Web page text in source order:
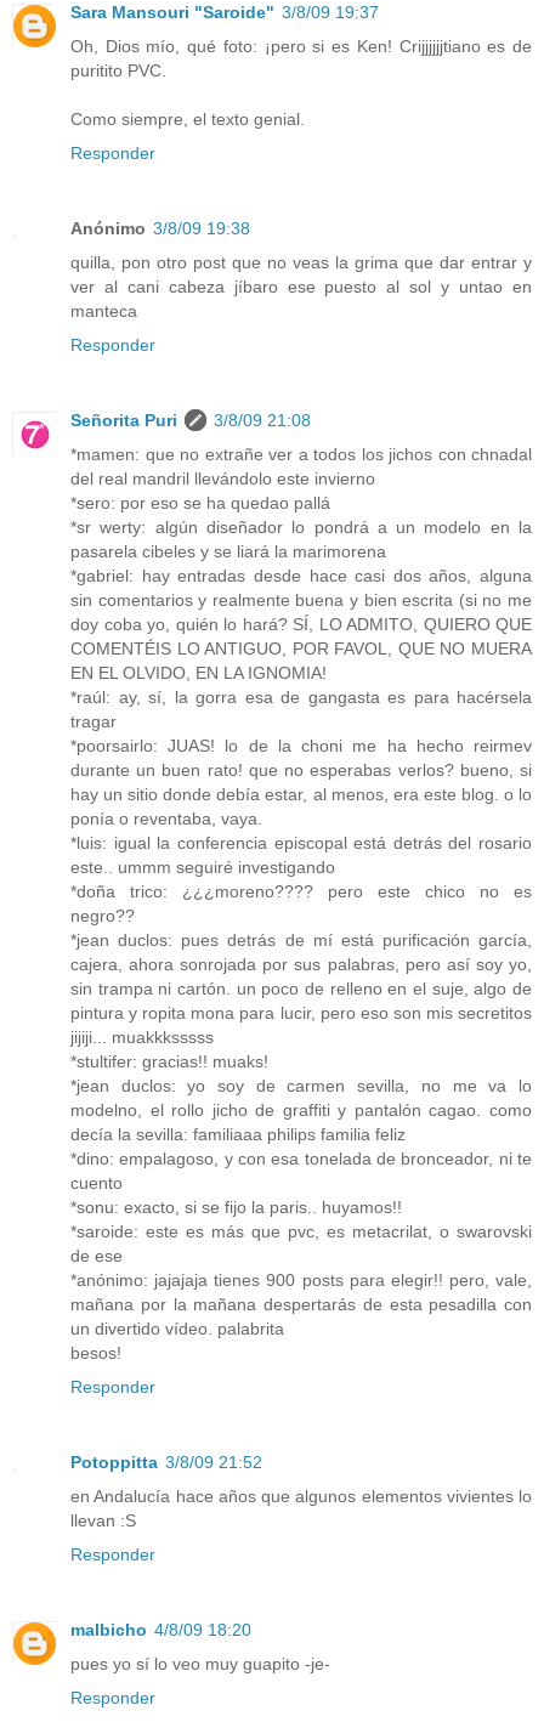
Sara Mansouri "Saroide" 3/8/09 19:37
Oh, Dios mío, qué foto: ¡pero si es Ken! Crijjjjjjtiano es de
puritito PVC.
Como siempre, el texto genial.
Responder
Anónimo 3/8/09 19:38
quilla, pon otro post que no veas la grima que dar entrar y
ver al cani cabeza jíbaro ese puesto al sol y untao en
manteca
Responder
Señorita Puri
3/8/09 21:08
*mamen: que no extrañe ver a todos los jichos con chnadal
del real mandril llevándolo este invierno
*sero: por eso se ha quedao pallá
*sr werty: algún diseñador lo pondrá a un modelo en la
pasarela cibeles y se liará la marimorena
*gabriel: hay entradas desde hace casi dos años, alguna
sin comentarios y realmente buena y bien escrita (si no me
doy coba yo, quién lo hará? SÍ, LO ADMITO, QUIERO QUE
COMENTÉIS LO ANTIGUO, POR FAVOL, QUE NO MUERA
EN EL OLVIDO, EN LA IGNOMIA!
*raúl: ay, sí, la gorra esa de gangasta es para hacérsela
tragar
*poorsairlo: JUAS! lo de la choni me ha hecho reirmev
durante un buen rato! que no esperabas verlos? bueno, si
hay un sitio donde debía estar, al menos, era este blog. o lo
ponía o reventaba, vaya.
*luis: igual la conferencia episcopal está detrás del rosario
este.. ummm seguiré investigando
*doña trico: ¿¿¿moreno???? pero este chico no es
negro??
*jean duclos: pues detrás de mí está purificación garcía,
cajera, ahora sonrojada por sus palabras, pero así soy yo,
sin trampa ni cartón. un poco de relleno en el suje, algo de
pintura y ropita mona para lucir, pero eso son mis secretitos
jijiji... muakkksssss
*stultifer: gracias!! muaks!
*jean duclos: yo soy de carmen sevilla, no me va lo
modelno, el rollo jicho de graffiti y pantalón cagao. como
decía la sevilla: familiaaa philips familia feliz
*dino: empalagoso, y con esa tonelada de bronceador, ni te
cuento
*sonu: exacto, si se fijo la paris.. huyamos!!
*saroide: este es más que pvc, es metacrilat, o swarovski
de ese
*anónimo: jajajaja tienes 900 posts para elegir!! pero, vale,
mañana por la mañana despertarás de esta pesadilla con
un divertido vídeo. palabrita
besos!
Responder
Potoppitta 3/8/09 21:52
en Andalucía hace años que algunos elementos vivientes lo
llevan :S
Responder
malbicho 4/8/09 18:20
pues yo sí lo veo muy guapito -je-
Responder